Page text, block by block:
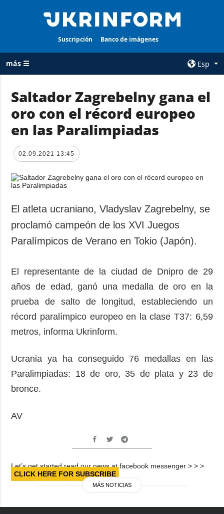
Suscripción Banco de imágenes
más ☰
Esp
TODAS LAS
CATEGORÍAS
Guerra
Reconstrucción
Política
Defensa
Sociedad y
Cultura
Crimen
Desastres y
emergencias
AGENCIA
sobre la agencia
privacidad y
protección de
datos personales
ADICIONAL
Podcasts
Entrevistas
SERVICIOS
imágenes
Saltador Zagrebelny gana el
oro con el récord europeo
en las Paralimpiadas
02.09.2021 13:45
El atleta ucraniano, Vladyslav Zagrebelny, se
proclamó campeón de los XVI Juegos
Paralímpicos de Verano en Tokio (Japón).
El representante de la ciudad de Dnipro de 29
años de edad, ganó una medalla de oro en la
prueba de salto de longitud, estableciendo un
récord paralímpico europeo en la clase T37: 6,59
metros, informa Ukrinform.
Ucrania ya ha conseguido 76 medallas en las
Paralimpiadas: 18 de oro, 35 de plata y 23 de
bronce.
AV
Let’s get started read our news at facebook messenger > > >
CLICK HERE FOR SUBSCRIBE
MÁS NOTICIAS